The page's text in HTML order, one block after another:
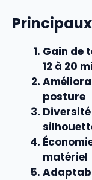
Gain de
12 à 20
posture
matériel